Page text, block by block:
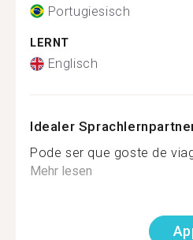
Portugiesisch
LERNT
Englisch
Idealer
Pode ser que goste de
Mehr lesen